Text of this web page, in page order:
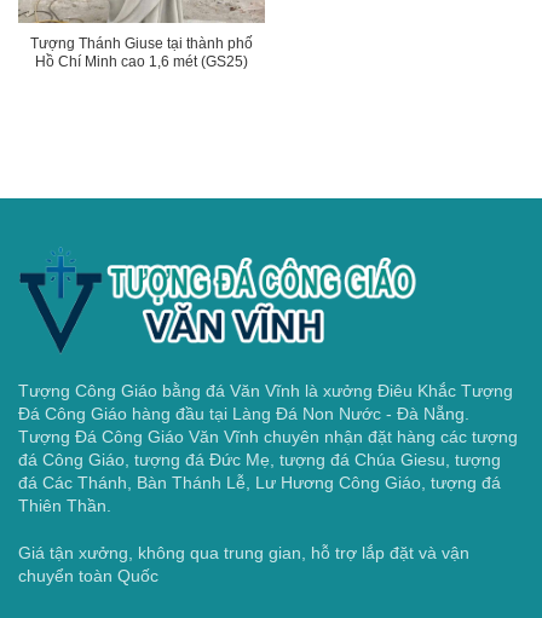
Tượng Thánh Giuse tại thành phố
Hồ Chí Minh cao 1,6 mét (GS25)
Tượng Công Giáo bằng đá Văn Vĩnh là xưởng Điêu Khắc Tượng
Đá Công Giáo hàng đầu tại Làng Đá Non Nước - Đà Nẵng.
Tượng Đá Công Giáo Văn Vĩnh chuyên nhận đặt hàng các tượng
đá Công Giáo, tượng đá Đức Mẹ, tượng đá Chúa Giesu, tượng
đá Các Thánh, Bàn Thánh Lễ, Lư Hương Công Giáo, tượng đá
Thiên Thần.
Giá tận xưởng, không qua trung gian, hỗ trợ lắp đặt và vận
chuyển toàn Quốc